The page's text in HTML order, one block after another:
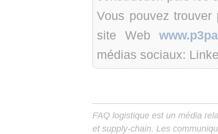
Vous pouvez
site Web
médias sociaux:
FAQ logistique est un média
et supply-chain. Les